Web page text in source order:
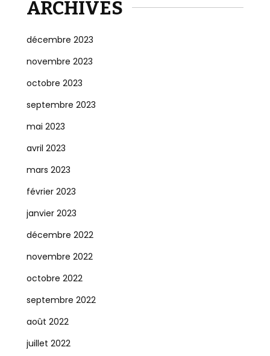
ARCHIVES
décembre 2023
novembre 2023
octobre 2023
septembre 2023
mai 2023
avril 2023
mars 2023
février 2023
janvier 2023
décembre 2022
novembre 2022
octobre 2022
septembre 2022
août 2022
juillet 2022